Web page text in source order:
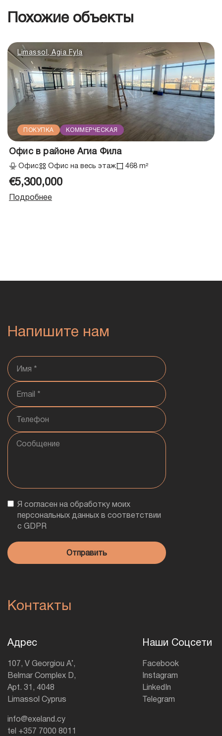
Похожие объекты
Limassol, Agia Fyla
ПОКУПКА КОММЕРЧЕСКАЯ
Офис в районе Агиа Фила
Офис Офис на весь этаж 468 m²
€5,300,000
Подробнее
Напишите нам
Я согласен на обработку моих
персональных данных в соответствии
с GDPR
Контакты
Адрес
107, V Georgiou A’,
Belmar Complex D,
Apt. 31, 4048
Limassol Cyprus
info@exeland.cy
tel +357 7000 8011
Наши Соцсети
Facebook
Instagram
LinkedIn
Telegram